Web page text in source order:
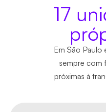
17
Em São Paulo
sempre com
próximas à